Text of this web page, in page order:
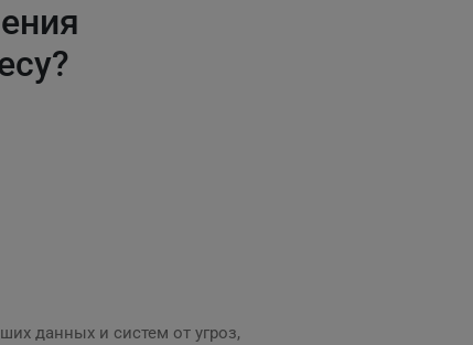
данных и систем от угроз,